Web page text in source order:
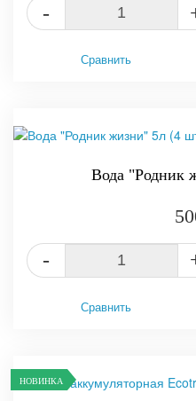
-
Сравнить
Вода "Родник
-
Сравнить
НОВИНКА